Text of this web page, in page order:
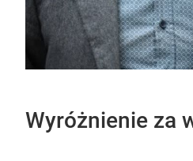
Wyróżnienie za